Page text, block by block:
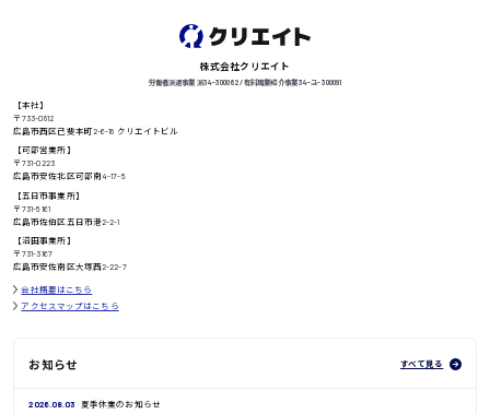
高知県
鳥取県
日給8000円〜
株式会社クリエイト
労働者派遣事業 派34-300062 / 有料職業紹介事業 34-ユ-300091
【本社】
〒733-0812
広島市西区己斐本町2-6-18 クリエイトビル
【可部営業所】
〒731-0223
広島市安佐北区可部南4-17-5
【五日市事業所】
〒731-5161
広島市佐伯区五日市港2-2-1
【沼田事業所】
〒731-3167
広島市安佐南区大塚西2-22-7
会社概要はこちら
アクセスマップはこちら
お知らせ すべて見る
2026.08.03 夏季休業のお知らせ